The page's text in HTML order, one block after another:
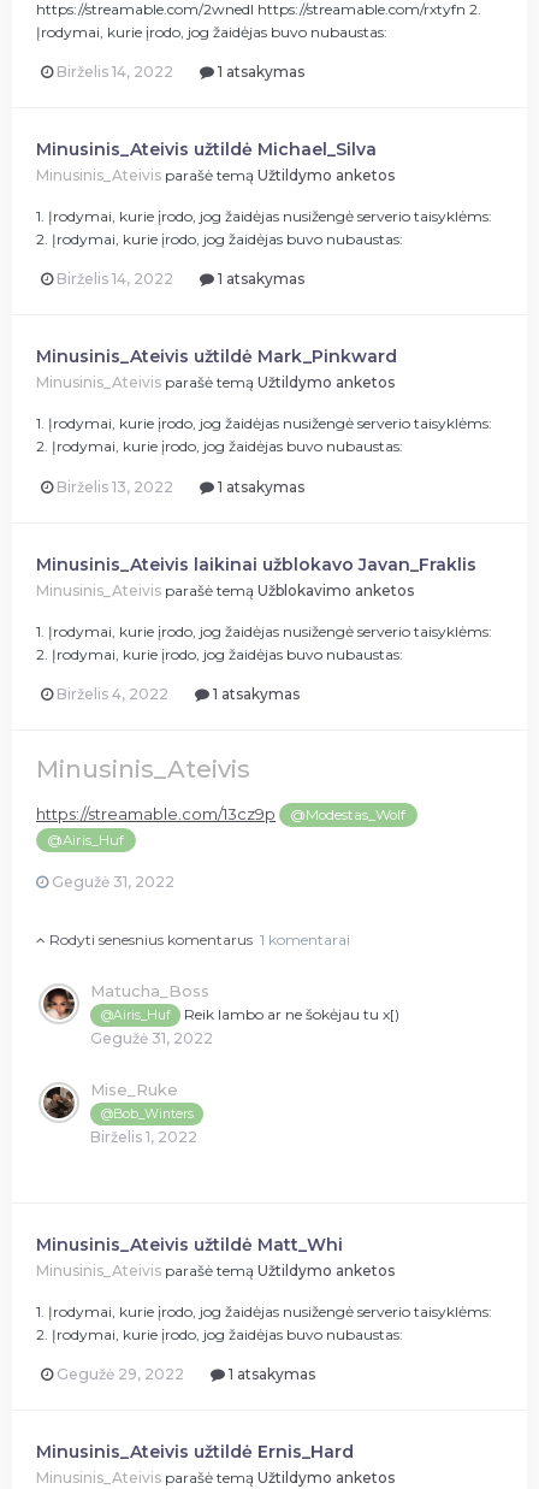
https://streamable.com/2wnedl https://streamable.com/rxtyfn 2.
Įrodymai, kurie įrodo, jog žaidėjas buvo nubaustas:
Birželis 14, 2022 1 atsakymas
Minusinis_Ateivis užtildė Michael_Silva
Minusinis_Ateivis parašė temą Užtildymo anketos
1. Įrodymai, kurie įrodo, jog žaidėjas nusižengė serverio taisyklėms:
2. Įrodymai, kurie įrodo, jog žaidėjas buvo nubaustas:
Birželis 14, 2022 1 atsakymas
Minusinis_Ateivis užtildė Mark_Pinkward
Minusinis_Ateivis parašė temą Užtildymo anketos
1. Įrodymai, kurie įrodo, jog žaidėjas nusižengė serverio taisyklėms:
2. Įrodymai, kurie įrodo, jog žaidėjas buvo nubaustas:
Birželis 13, 2022 1 atsakymas
Minusinis_Ateivis laikinai užblokavo Javan_Fraklis
Minusinis_Ateivis parašė temą Užblokavimo anketos
1. Įrodymai, kurie įrodo, jog žaidėjas nusižengė serverio taisyklėms:
2. Įrodymai, kurie įrodo, jog žaidėjas buvo nubaustas:
Birželis 4, 2022 1 atsakymas
Minusinis_Ateivis
https://streamable.com/13cz9p
@Modestas_Wolf
@Airis_Huf
Gegužė 31, 2022
Rodyti senesnius komentarus 1 komentarai
Matucha_Boss
@Airis_Huf
Reik lambo ar ne šokėjau tu x[)
Gegužė 31, 2022
Mise_Ruke
@Bob_Winters
Birželis 1, 2022
Minusinis_Ateivis užtildė Matt_Whi
Minusinis_Ateivis parašė temą Užtildymo anketos
1. Įrodymai, kurie įrodo, jog žaidėjas nusižengė serverio taisyklėms:
2. Įrodymai, kurie įrodo, jog žaidėjas buvo nubaustas:
Gegužė 29, 2022 1 atsakymas
Minusinis_Ateivis užtildė Ernis_Hard
Minusinis_Ateivis parašė temą Užtildymo anketos